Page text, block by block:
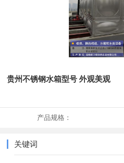
贵州不锈钢水箱型号 外观美观
产品规格：
关键词